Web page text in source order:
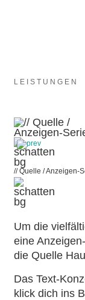
LEISTUNGEN
// Quelle / Anzeigen-
Um die
eine
die Quelle
Das Text-
klick dich ins